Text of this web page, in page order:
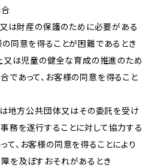
合
又は財産の保護のために必要がある
の同意を得ることが困難であるとき
又は児童の健全な育成の推進のため
であって、お客様の同意を得ること
は地方公共団体又はその委託を受け
務を遂行することに対して協力する
て、お客様の同意を得ることにより
を及ぼすおそれがあるとき